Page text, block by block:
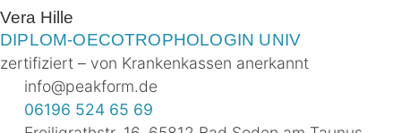
Vera Hille
DIPLOM-OECOTROPHOLOGIN UNIV
zertifiziert – von Krankenkassen anerkannt
info@peakform.de
06196 524 65 69